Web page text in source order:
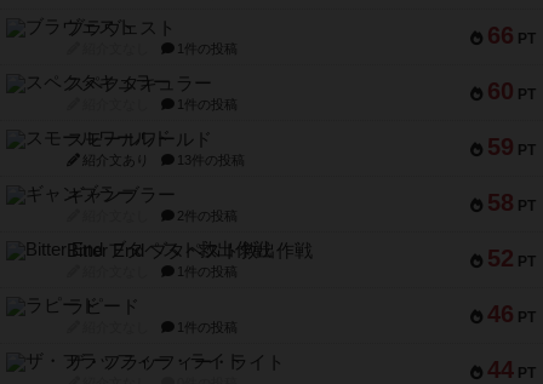
66 PT
ブラヴェスト
1件の投稿
60 PT
スペクタキュラー
1件の投稿
59 PT
スモールワールド
紹介文あり 13件の投稿
58 PT
ギャンブラー
2件の投稿
52 PT
Bitter End ブタペスト救出作戦
1件の投稿
46 PT
ラピード
1件の投稿
44 PT
ザ・フラッフィー・ライト